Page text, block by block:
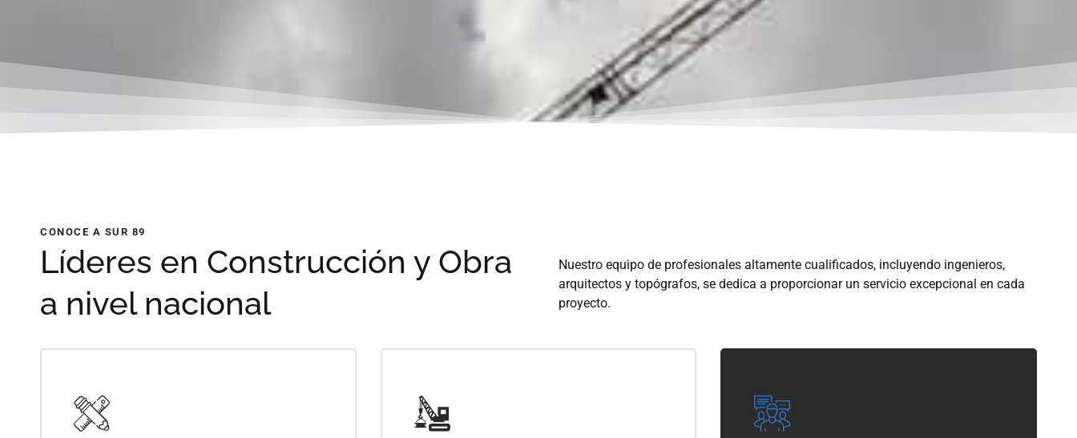
CONOCE A SUR 89
Líderes en Construcción y Obra
a nivel nacional
Nuestro equipo de profesionales altamente cualificados, incluyendo ingenieros,
arquitectos y topógrafos, se dedica a proporcionar un servicio excepcional en cada
proyecto.